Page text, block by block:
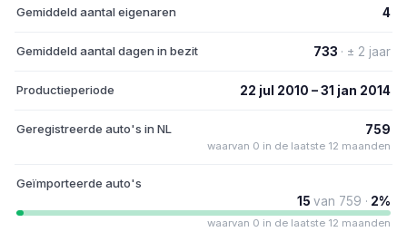
Gemiddeld aantal eigenaren 4
Gemiddeld aantal dagen in bezit 733 · ± 2 jaar
Productieperiode 22 jul 2010 – 31 jan 2014
Geregistreerde auto's in NL 759
waarvan 0 in de laatste 12 maanden
Geïmporteerde auto's
15 van 759 · 2%
waarvan 0 in de laatste 12 maanden